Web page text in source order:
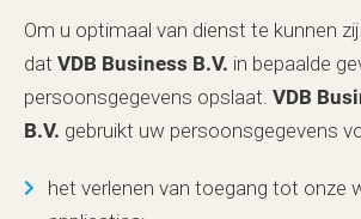
Om u optimaal van dienst te kunnen
dat VDB Business B.V. in bepaalde
persoonsgegevens opslaat. VDB
B.V. gebruikt uw persoonsgegevens
het verlenen van toegang tot onze